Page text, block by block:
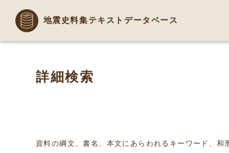
地震史料集テキストデータベース
詳細検索
資料の綱文、書名、本文にあらわれるキーワード、